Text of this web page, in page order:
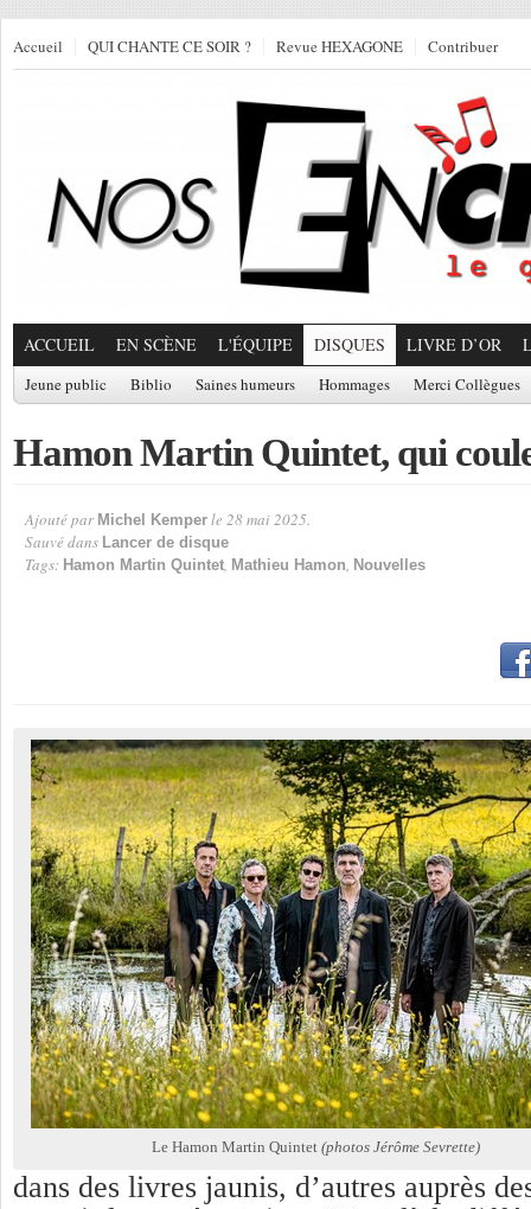
Accueil QUI CHANTE CE SOIR ? Revue HEXAGONE Contribuer
ACCUEIL EN SCÈNE L'ÉQUIPE DISQUES LIVRE D’OR
Jeune public Biblio Saines humeurs Hommages Merci Collègues
Hamon Martin Quintet, qui
Ajouté par Michel Kemper le 28 mai 2025.
Sauvé dans Lancer de disque
Tags: Hamon Martin Quintet, Mathieu Hamon, Nouvelles
Le Hamon Martin Quintet (photos Jérôme Sevrette)
dans des livres jaunis, d’autres auprès